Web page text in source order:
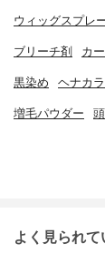
ウィッグスプレ
ブリーチ剤 カ
黒染め ヘナカ
増毛パウダー
よく見られ